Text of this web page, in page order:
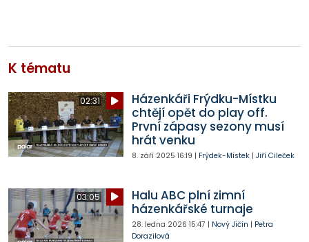
K tématu
02:31
Házenkáři Frýdku-Místku
chtějí opět do play off.
První zápasy sezony musí
hrát venku
8. září 2025 16:19 | Frýdek-Místek| Jiří Cileček
03:05
Halu ABC plní zimní
házenkářské turnaje
28. ledna 2026 15:47 | Nový Jičín | Petra
Dorazilová